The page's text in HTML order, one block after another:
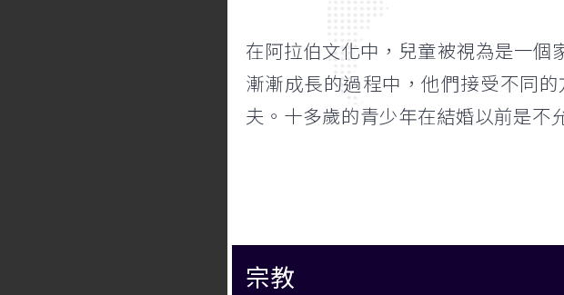
在阿拉伯文化中，兒童被視為是一
漸漸成長的過程中，他們接受不同
夫。十多歲的青少年在結婚以前是不
宗教